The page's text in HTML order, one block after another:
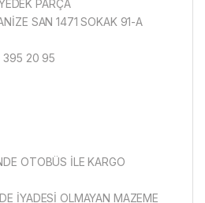
PARÇA
SAN 1471 SOKAK 91-A
395 20 95
OTOBÜS İLE KARGO
İYADESİ OLMAYAN MAZEME